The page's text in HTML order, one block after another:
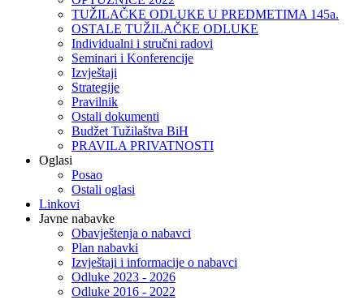
TUŽILAČKE ODLUKE U PREDMETIMA 145a.
OSTALE TUŽILAČKE ODLUKE
Individualni i stručni radovi
Seminari i Konferencije
Izvještaji
Strategije
Pravilnik
Ostali dokumenti
Budžet Tužilaštva BiH
PRAVILA PRIVATNOSTI
Oglasi
Posao
Ostali oglasi
Linkovi
Javne nabavke
Obavještenja o nabavci
Plan nabavki
Izvještaji i informacije o nabavci
Odluke 2023 - 2026
Odluke 2016 - 2022